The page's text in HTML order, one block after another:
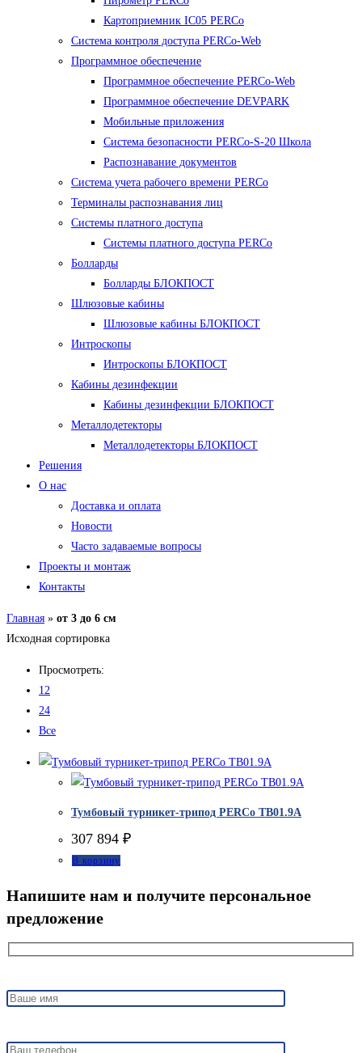
Картоприемник IC05 PERCo
Система контроля доступа PERCo-Web
Программное обеспечение
Программное обеспечение PERCo-Web
Программное обеспечение DEVPARK
Мобильные приложения
Система безопасности PERCo-S-20 Школа
Распознавание документов
Система учета рабочего времени PERCo
Терминалы распознавания лиц
Cистемы платного доступа
Системы платного доступа PERCo
Болларды
Болларды БЛОКПОСТ
Шлюзовые кабины
Шлюзовые кабины БЛОКПОСТ
Интроскопы
Интроскопы БЛОКПОСТ
Кабины дезинфекции
Кабины дезинфекции БЛОКПОСТ
Металлодетекторы
Металлодетекторы БЛОКПОСТ
Решения
О нас
Доставка и оплата
Новости
Часто задаваемые вопросы
Проекты и монтаж
Контакты
Главная » от 3 до 6 см
Исходная сортировка
Просмотреть:
12
24
Все
Тумбовый турникет-трипод PERCo ТВ01.9А
307 894 ₽
В корзину
Напишите нам и получите персональное
предложение